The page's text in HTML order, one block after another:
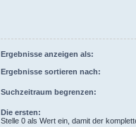
Ergebnisse anzeigen als:
Ergebnisse sortieren nach:
Suchzeitraum begrenzen:
Die ersten:
Stelle 0 als Wert ein, damit der